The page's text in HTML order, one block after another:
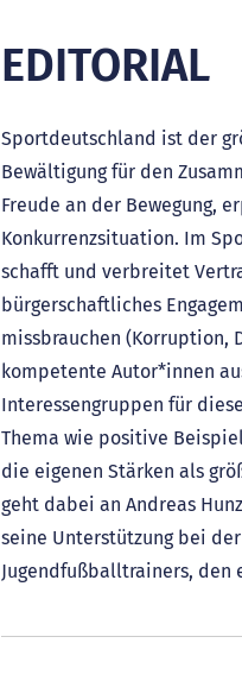
EDITORIAL
Sportdeutschland ist der
Bewältigung für den
Freude an der Bewegung,
Konkurrenzsituation. Im
schafft und verbreitet
bürgerschaftliches
missbrauchen (Korruption,
kompetente Autor*innen
Interessengruppen für
Thema wie positive
die eigenen Stärken als
geht dabei an Andreas
seine Unterstützung bei
Jugendfußballtrainers,